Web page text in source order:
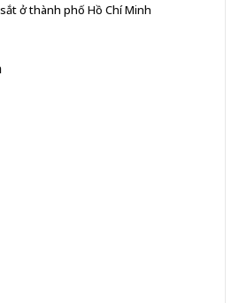
ở thành phố Hồ Chí Minh